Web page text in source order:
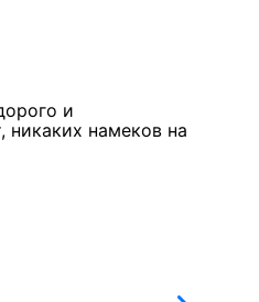
и
никаких намеков на